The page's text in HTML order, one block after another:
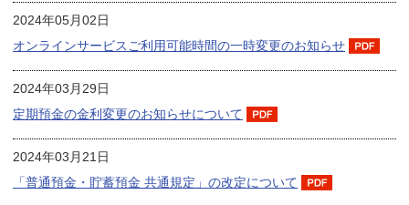
2024年05月02日
オンラインサービスご利用可能時間の一時変更のお知らせ
2024年03月29日
定期預金の金利変更のお知らせについて
2024年03月21日
「普通預金・貯蓄預金 共通規定」の改定について